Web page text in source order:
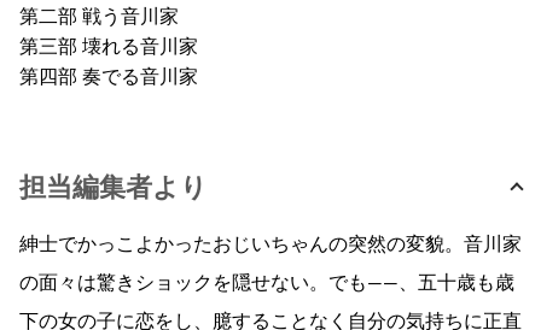
第二部 戦う音川家
第三部 壊れる音川家
第四部 奏でる音川家
担当編集者より
紳士でかっこよかったおじいちゃんの突然の変貌。音川家
の面々は驚きショックを隠せない。でも――、五十歳も歳
下の女の子に恋をし、臆することなく自分の気持ちに正直